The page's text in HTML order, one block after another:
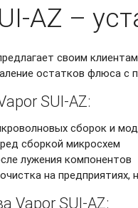
AZ –
своим
остатков флюса с
SUI-AZ:
сборок и
сборкой микросхем
лужения компонентов
на
Vapor SUI-AZ: